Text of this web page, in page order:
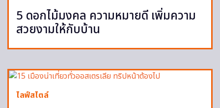
5 ดอกไม้มงคล ความหมายดี เพิ่มความ
สวยงามให้กับบ้าน
ไลฟ์สไตล์